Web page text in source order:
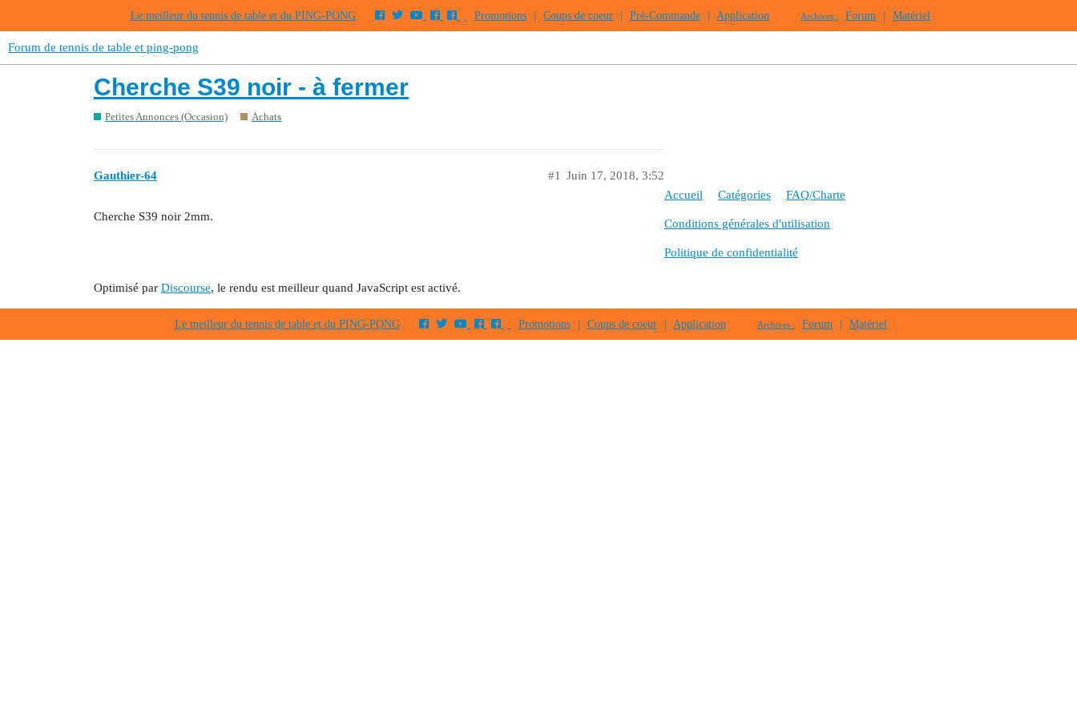
Le meilleur du tennis de table et du PING-PONG Promotions Coups de coeur Pré-Commande Application Archives : Forum Matériel
Forum de tennis de table et ping-pong
Cherche S39 noir - à fermer
Petites Annonces (Occasion) Achats
Gauthier-64 Juin 17, 2018, 3:52
#1
Cherche S39 noir 2mm.
Accueil Catégories FAQ/Charte
Conditions générales d'utilisation
Politique de confidentialité
Optimisé par Discourse, le rendu est meilleur quand JavaScript est activé.
Le meilleur du tennis de table et du PING-PONG Promotions | Coups de coeur | Application Archives : Forum | Matériel